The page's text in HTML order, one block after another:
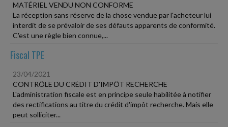
MATÉRIEL VENDU NON CONFORME
La réception sans réserve de la chose vendue par l'acheteur lui
interdit de se prévaloir de ses défauts apparents de conformité.
C'est une règle bien connue,...
Fiscal TPE
23/04/2021
CONTRÔLE DU CRÉDIT D'IMPÔT RECHERCHE
L'administration fiscale est en principe seule habilitée à notifier
des rectifications au titre du crédit d'impôt recherche. Mais elle
peut solliciter...